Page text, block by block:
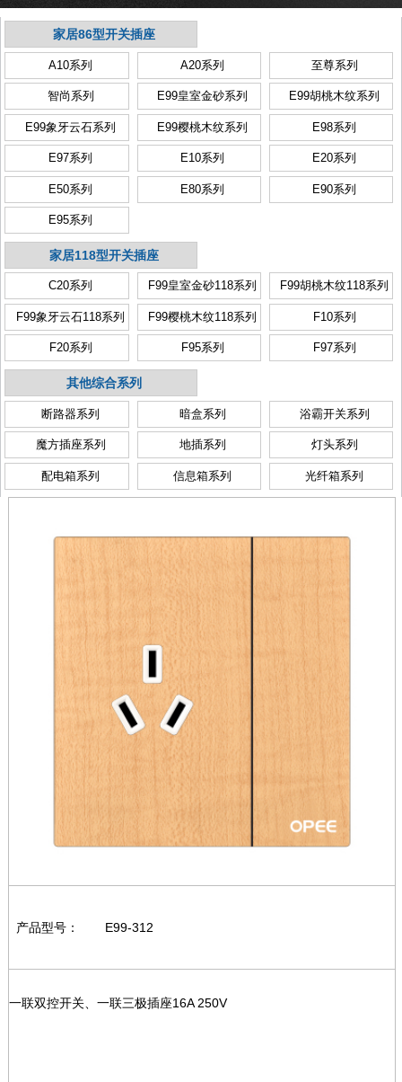
家居86型开关插座
A10系列 A20系列 至尊系列
智尚系列 E99皇室金砂系列 E99胡桃木纹系列
E99象牙云石系列 E99樱桃木纹系列 E98系列
E97系列 E10系列 E20系列
E50系列 E80系列 E90系列
E95系列
家居118型开关插座
C20系列 F99皇室金砂118系列 F99胡桃木纹118系列
F99象牙云石118系列 F99樱桃木纹118系列 F10系列
F20系列 F95系列 F97系列
其他综合系列
断路器系列 暗盒系列 浴霸开关系列
魔方插座系列 地插系列 灯头系列
配电箱系列 信息箱系列 光纤箱系列
产品型号： E99-312
一联双控开关、一联三极插座16A 250V